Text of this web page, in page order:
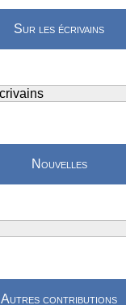
Sur les écrivains
Nouvelles
Autres contributions